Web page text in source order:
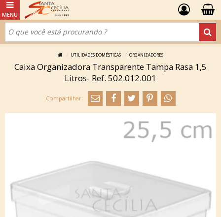
UTILIDADES DOMÉSTICAS ORGANIZADORES
Caixa Organizadora Transparente Tampa Rasa 1,5
Litros- Ref. 502.012.001